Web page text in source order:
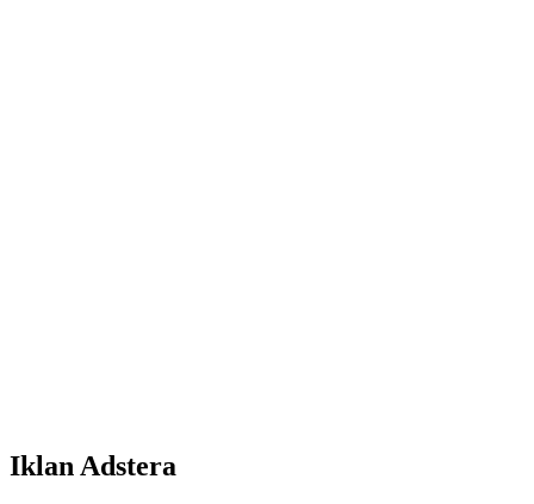
Iklan Adstera